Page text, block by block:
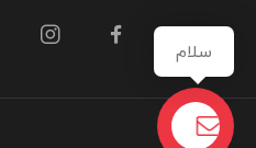
سلام